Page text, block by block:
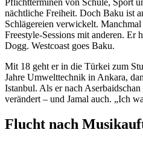
nächtliche Freiheit. Doch Baku ist
Schlägereien verwickelt.
Freestyle-Sessions mit anderen. Er
Dogg. Westcoast goes Baku.
Mit 18 geht er in die Türkei zum
Jahre Umwelttechnik in Ankara,
Istanbul. Als er nach
verändert – und Jamal auch. „Ich
Flucht nach